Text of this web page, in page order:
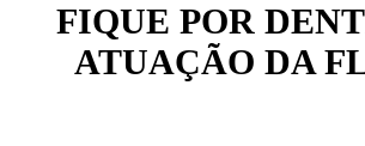
FIQUE POR
ATUAÇÃO DA